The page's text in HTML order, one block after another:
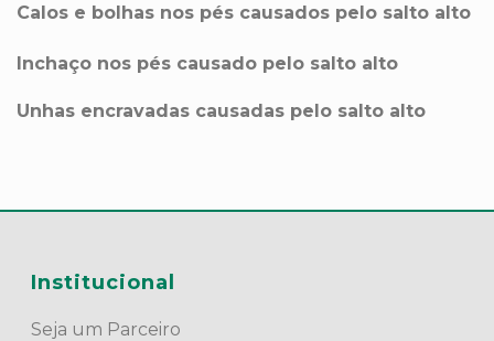
Calos e bolhas nos pés causados pelo salto alto
Inchaço nos pés causado pelo salto alto
Unhas encravadas causadas pelo salto alto
Institucional
Seja um Parceiro